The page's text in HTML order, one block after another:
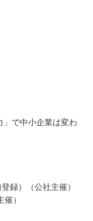
」で中小企業は変わ
録）（公社主催）
）